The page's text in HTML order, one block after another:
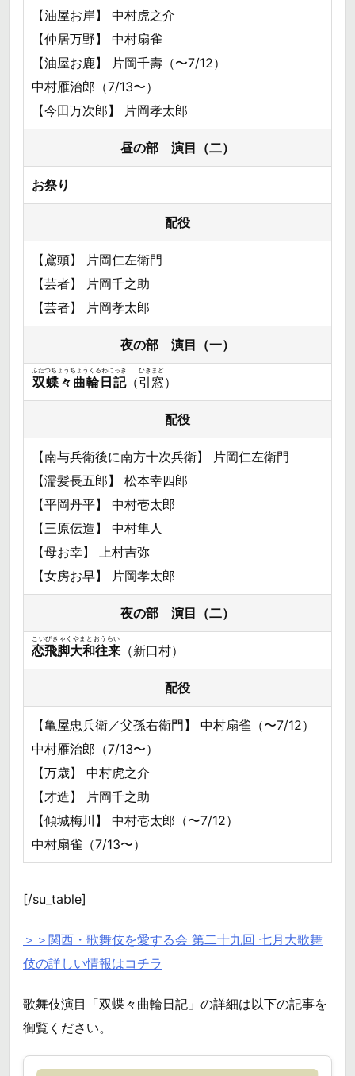
【油屋お岸】 中村虎之介
【仲居万野】 中村扇雀
【油屋お鹿】 片岡千壽（〜7/12）
中村雁治郎（7/13〜）
【今田万次郎】 片岡孝太郎
昼の部 演目（二）
お祭り
配役
【鳶頭】 片岡仁左衛門
【芸者】 片岡千之助
【芸者】 片岡孝太郎
夜の部 演目（一）
双蝶々曲輪日記
ふたつちょうちょうくるわにっき
（引窓
ひきまど
）
配役
【南与兵衛後に南方十次兵衛】 片岡仁左衛門
【濡髪長五郎】 松本幸四郎
【平岡丹平】 中村壱太郎
【三原伝造】 中村隼人
【母お幸】 上村吉弥
【女房お早】 片岡孝太郎
夜の部 演目（二）
恋飛脚大和往来
こいびきゃくやまとおうらい
（新口村）
配役
【亀屋忠兵衛／父孫右衛門】 中村扇雀（〜7/12）
中村雁治郎（7/13〜）
【万歳】 中村虎之介
【才造】 片岡千之助
【傾城梅川】 中村壱太郎（〜7/12）
中村扇雀（7/13〜）
[/su_table]
＞＞関西・歌舞伎を愛する会 第二十九回 七月大歌舞
伎の詳しい情報はコチラ
歌舞伎演目「双蝶々曲輪日記」の詳細は以下の記事を
御覧ください。